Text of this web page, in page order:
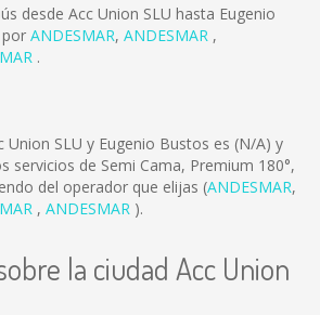
desde Acc Union SLU hasta Eugenio
ANDESMAR, ANDESMAR ,
.
Union SLU y Eugenio Bustos es (N/A) y
servicios de Semi Cama, Premium 180°,
del operador que elijas (ANDESMAR,
, ANDESMAR ).
la ciudad Acc Union